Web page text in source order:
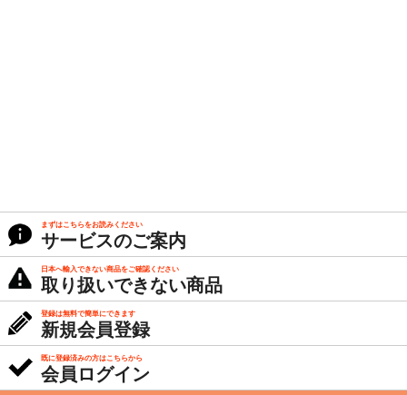
まずはこちらをお読みください
サービスのご案内
日本へ輸入できない商品をご確認ください
取り扱いできない商品
登録は無料で簡単にできます
新規会員登録
既に登録済みの方はこちらから
会員ログイン